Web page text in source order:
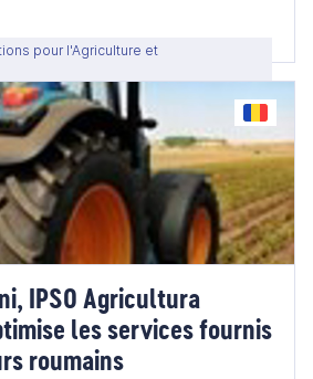
pour l'Agriculture et
IPSO Agricultura
les services fournis
roumains